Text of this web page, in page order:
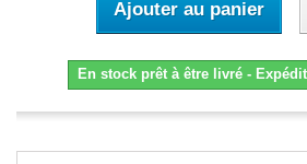
Ajouter au panier
En stock prêt à être livré -